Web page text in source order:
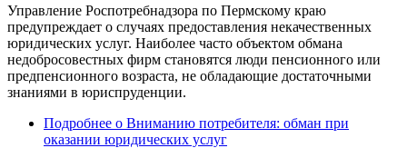
Управление Роспотребнадзора по Пермскому краю
предупреждает о случаях предоставления некачественных
юридических услуг. Наиболее часто объектом обмана
недобросовестных фирм становятся люди пенсионного или
предпенсионного возраста, не обладающие достаточными
знаниями в юриспруденции.
Подробнее о Вниманию потребителя: обман при
оказании юридических услуг